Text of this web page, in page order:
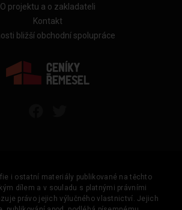
O projektu a o zakladateli
Kontakt
bližší obchodní spolupráce
i ostatní materiály publikované na těchto
dílem a v souladu s platnými právními
právo jejich výlučného vlastnictví. Jejich